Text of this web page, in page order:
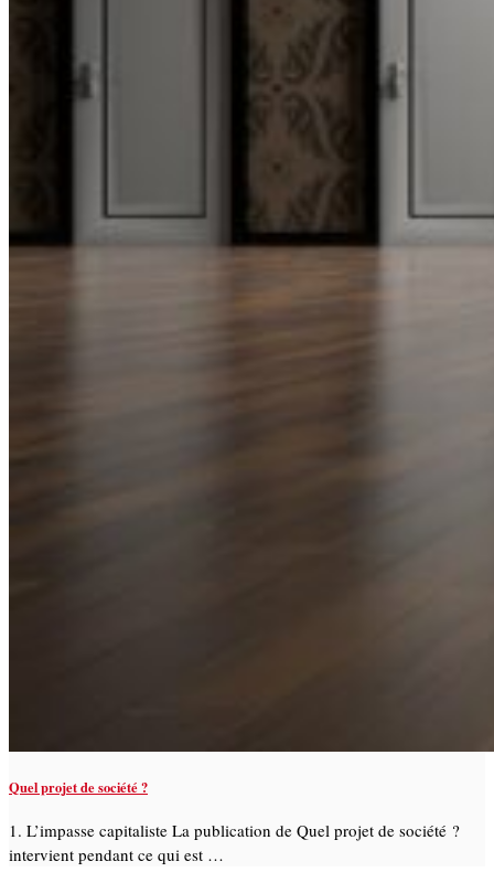
Quel projet de société ?
1. L’impasse capitaliste La publication de Quel projet de société ?
intervient pendant ce qui est …